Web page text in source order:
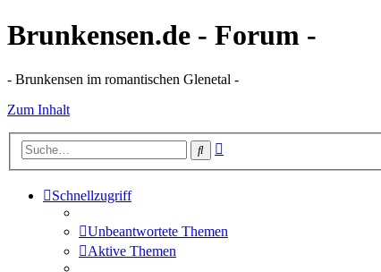
Brunkensen.de - Forum -
- Brunkensen im romantischen Glenetal -
Zum Inhalt
Suche
Schnellzugriff
Unbeantwortete Themen
Aktive Themen